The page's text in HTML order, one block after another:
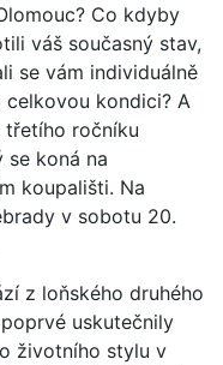
Co kdyby
váš současný stav,
se vám individuálně
kondici? A
třetího ročníku
koná na
koupališti. Na
v sobotu 20.
z loňského druhého
uskutečnily
životního stylu v